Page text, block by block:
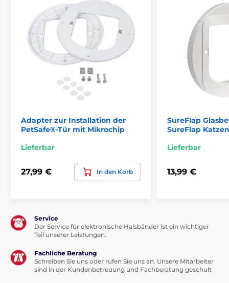
Adapter zur Installation der
PetSafe®-Tür mit Mikrochip
Lieferbar
27,99 € In den Korb
SureFlap
SureFlap
Lieferbar
13,99 €
Service
Der Service für elektronische Halsbänder ist ein wichtiger
Teil unserer Leistungen.
Fachliche Beratung
Schreiben Sie uns oder rufen Sie uns an. Unsere Mitarbeiter
sind in der Kundenbetreuung und Fachberatung geschult